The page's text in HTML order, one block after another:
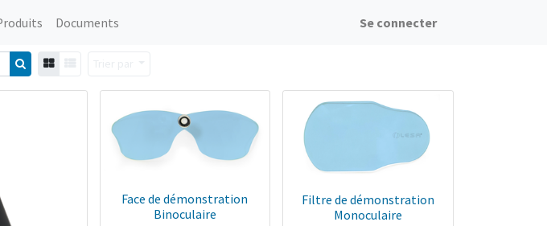
Documents Se connecter
Face de démonstration
Binoculaire
Filtre de démonstration
Monoculaire